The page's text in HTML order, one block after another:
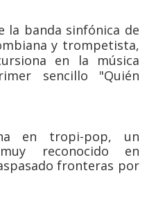
la banda sinfónica de
y trompetista,
en la música
sencillo "Quién
en tropi-pop, un
reconocido en
fronteras por